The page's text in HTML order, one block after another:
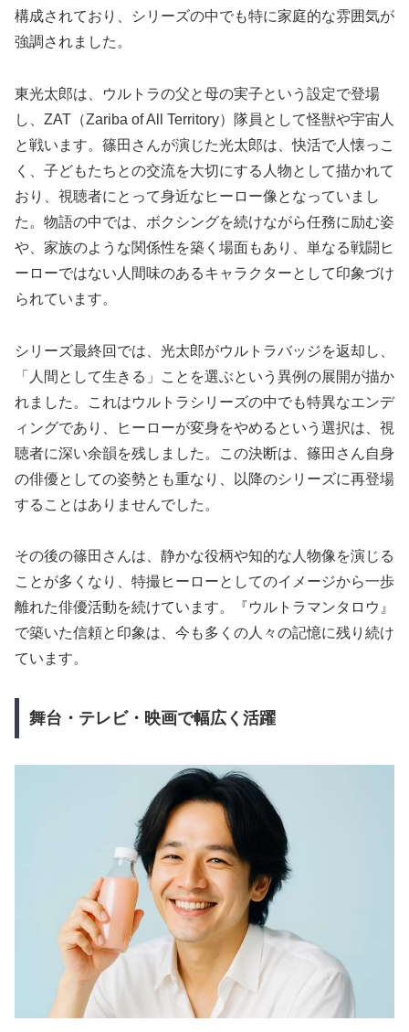
構成されており、シリーズの中でも特に家庭的な雰囲気が
強調されました。
東光太郎は、ウルトラの父と母の実子という設定で登場
し、ZAT（Zariba of All Territory）隊員として怪獣や宇宙人
と戦います。篠田さんが演じた光太郎は、快活で人懐っこ
く、子どもたちとの交流を大切にする人物として描かれて
おり、視聴者にとって身近なヒーロー像となっていまし
た。物語の中では、ボクシングを続けながら任務に励む姿
や、家族のような関係性を築く場面もあり、単なる戦闘ヒ
ーローではない人間味のあるキャラクターとして印象づけ
られています。
シリーズ最終回では、光太郎がウルトラバッジを返却し、
「人間として生きる」ことを選ぶという異例の展開が描か
れました。これはウルトラシリーズの中でも特異なエンデ
ィングであり、ヒーローが変身をやめるという選択は、視
聴者に深い余韻を残しました。この決断は、篠田さん自身
の俳優としての姿勢とも重なり、以降のシリーズに再登場
することはありませんでした。
その後の篠田さんは、静かな役柄や知的な人物像を演じる
ことが多くなり、特撮ヒーローとしてのイメージから一歩
離れた俳優活動を続けています。『ウルトラマンタロウ』
で築いた信頼と印象は、今も多くの人々の記憶に残り続け
ています。
舞台・テレビ・映画で幅広く活躍